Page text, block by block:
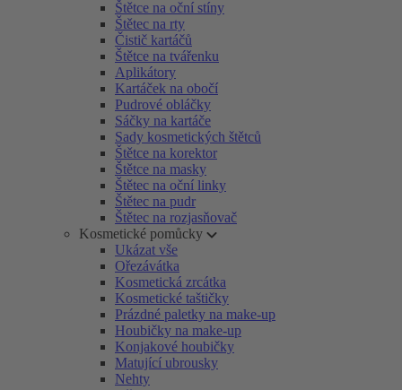
Štětce na oční stíny
Štětec na rty
Čistič kartáčů
Štětce na tvářenku
Aplikátory
Kartáček na obočí
Pudrové obláčky
Sáčky na kartáče
Sady kosmetických štětců
Štětce na korektor
Štětce na masky
Štětec na oční linky
Štětec na pudr
Štětec na rozjasňovač
Kosmetické pomůcky
Ukázat vše
Ořezávátka
Kosmetická zrcátka
Kosmetické taštičky
Prázdné paletky na make-up
Houbičky na make-up
Konjakové houbičky
Matující ubrousky
Nehty